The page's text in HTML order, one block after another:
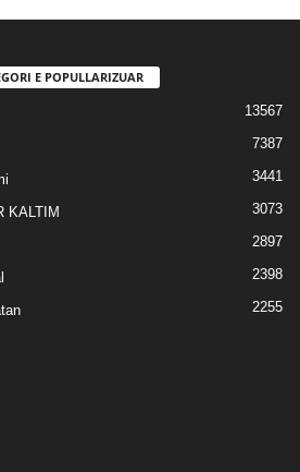
E POPULLARIZUAR
13567
7387
3441
KALTIM 3073
2897
2398
2255